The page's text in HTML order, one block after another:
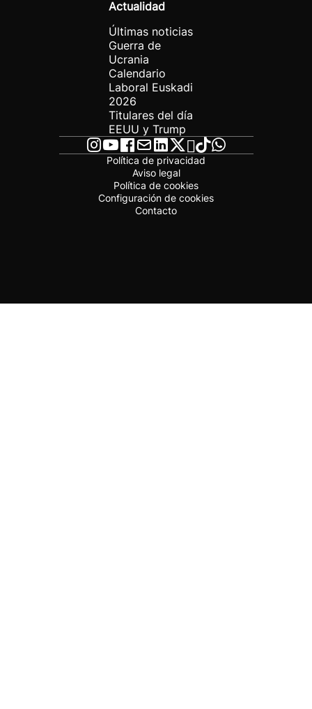
Actualidad
Últimas noticias
Guerra de
Ucrania
Calendario
Laboral Euskadi
2026
Titulares del día
EEUU y Trump
Política de privacidad
Aviso legal
Política de cookies
Configuración de cookies
Contacto